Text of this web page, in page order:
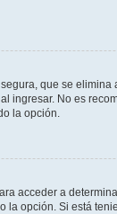
que se
No es
la opción.
acceder a
opción. Si está